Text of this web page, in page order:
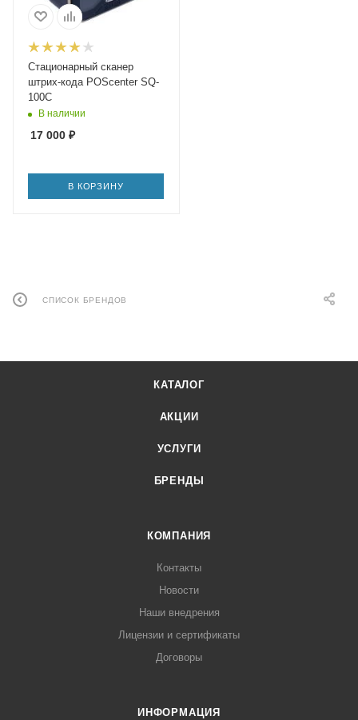
Стационарный сканер
штрих-кода POScenter SQ-
100C
В наличии
17 000 ₽
В КОРЗИНУ
СПИСОК БРЕНДОВ
КАТАЛОГ
АКЦИИ
УСЛУГИ
БРЕНДЫ
КОМПАНИЯ
Контакты
Новости
Наши внедрения
Лицензии и сертификаты
Договоры
ИНФОРМАЦИЯ